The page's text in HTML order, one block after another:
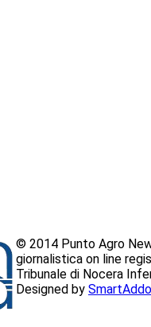
© 2014 Punto Agro
giornalistica on line
Tribunale di Nocera
Designed by